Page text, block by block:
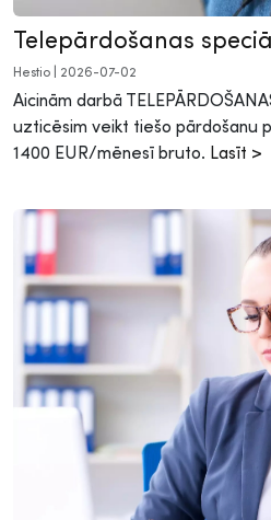
Telepārdošanas
Hestio 2026-07-02
Aicinām darbā
uzticēsim veikt tiešo pārdošanu
1400 EUR/mēnesī bruto. Lasīt >